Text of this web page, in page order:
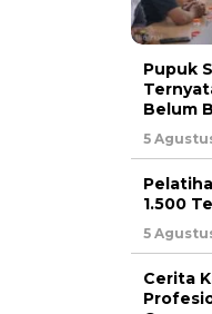
Pupuk
Belum
5
1.500
5
Cerita